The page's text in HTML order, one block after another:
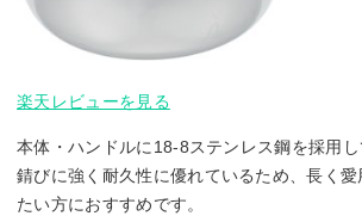
楽天レビューを見る
本体・ハンドルに18-8ステンレス鋼を採用し
錆びに強く耐久性に優れているため、長く
たい方におすすめです。